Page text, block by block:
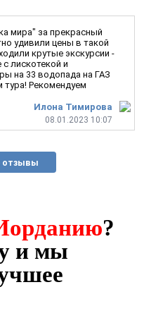
Илона Тимирова
08.01.2023 10:07
мира" за прекрасный
удивили цены в такой
крутые экскурсии -
лискотекой и
на 33 водопада на ГАЗ
тура! Рекомендуем
отзывы
?
и мы